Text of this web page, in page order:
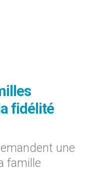
fidélité
une
famille